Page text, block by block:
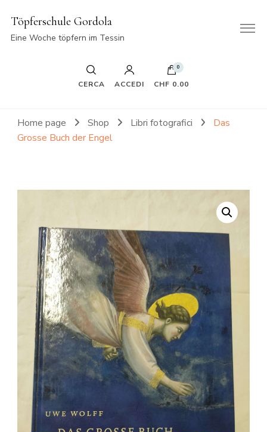
Töpferschule Gordola
Eine Woche töpfern im Tessin
CERCA ACCEDI
0
CHF 0.00
Home page Shop Libri fotografici
Das
Grosse Buch der Engel